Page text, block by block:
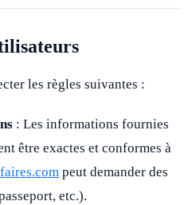
les règles suivantes :
: Les informations fournies
être exactes et conformes à
peut demander des
etc.).